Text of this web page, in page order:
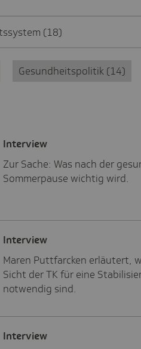
18
Gesundheitspolitik 14
Inter­view
Zur Sache: Was nach der
Sommerpause wichtig wird.
Inter­view
Maren Puttfarcken erläutert,
Sicht der TK für eine
notwendig sind.
Inter­view